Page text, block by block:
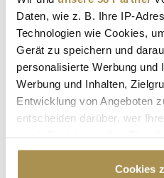
Daten, wie z. B. Ihre IP-
Technologien wie Cookies,
Gerät zu speichern und
personalisierte Werbung und
Werbung und Inhalten,
Entwicklung von Angeboten
entscheiden darüber, wer
Cookie-Erklärung oder
Trigger Symbol ändern oder
Cookies